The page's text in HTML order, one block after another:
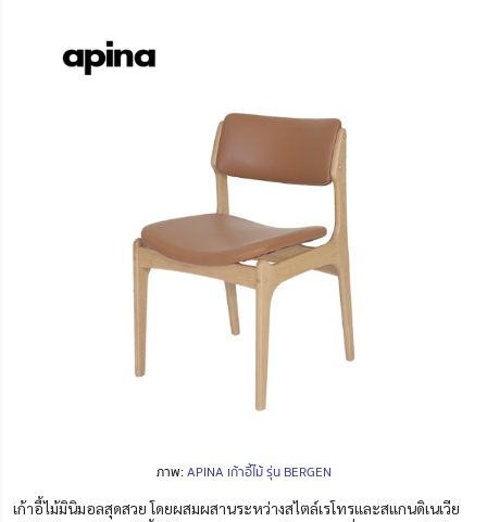
ภาพ:APINA เก้าอี้ไม้ รุ่น BERGEN
เก้าอี้ไม้มินิมอลสุดสวย โดยผสมผสานระหว่างสไตล์เรโทรและสแกนดิเนเวีย